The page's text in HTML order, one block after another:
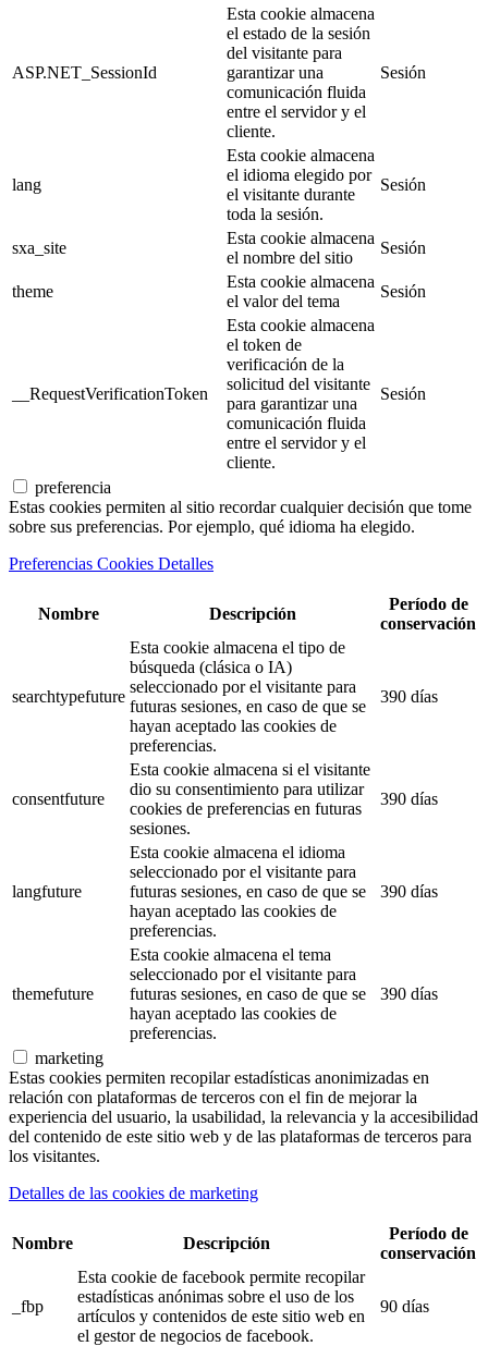
ASP.NET_SessionId
Esta cookie almacena
el estado de la sesión
del visitante para
garantizar una
comunicación fluida
entre el servidor y el
cliente.
Sesión
lang
Esta cookie almacena
el idioma elegido por
el visitante durante
toda la sesión.
Sesión
sxa_site
Esta cookie almacena
el nombre del sitio
Sesión
theme
Esta cookie almacena
el valor del tema
Sesión
__RequestVerificationToken
Esta cookie almacena
el token de
verificación de la
solicitud del visitante
para garantizar una
comunicación fluida
entre el servidor y el
cliente.
Sesión
preferencia
Estas cookies permiten al sitio recordar cualquier decisión que tome
sobre sus preferencias. Por ejemplo, qué idioma ha elegido.
Preferencias Cookies Detalles
Nombre Descripción
Período de
conservación
searchtypefuture
Esta cookie almacena el tipo de
búsqueda (clásica o IA)
seleccionado por el visitante para
futuras sesiones, en caso de que se
hayan aceptado las cookies de
preferencias.
390 días
consentfuture
Esta cookie almacena si el visitante
dio su consentimiento para utilizar
cookies de preferencias en futuras
sesiones.
390 días
langfuture
Esta cookie almacena el idioma
seleccionado por el visitante para
futuras sesiones, en caso de que se
hayan aceptado las cookies de
preferencias.
390 días
themefuture
Esta cookie almacena el tema
seleccionado por el visitante para
futuras sesiones, en caso de que se
hayan aceptado las cookies de
preferencias.
390 días
marketing
Estas cookies permiten recopilar estadísticas anonimizadas en
relación con plataformas de terceros con el fin de mejorar la
experiencia del usuario, la usabilidad, la relevancia y la accesibilidad
del contenido de este sitio web y de las plataformas de terceros para
los visitantes.
Detalles de las cookies de marketing
Nombre Descripción
Período de
conservación
_fbp
Esta cookie de facebook permite recopilar
estadísticas anónimas sobre el uso de los
artículos y contenidos de este sitio web en
el gestor de negocios de facebook.
90 días